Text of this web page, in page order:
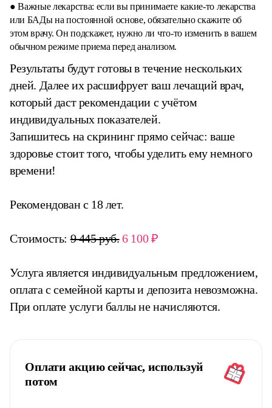
● Важные лекарства: если вы принимаете какие-то лекарства
или БАДы на постоянной основе, обязательно скажите об
этом врачу. Он подскажет, нужно ли что-то изменить в вашем
обычном режиме приема перед анализом.
Результаты будут готовы в течение нескольких
дней. Далее их расшифрует ваш лечащий врач,
который даст рекомендации с учётом
индивидуальных показателей.
Запишитесь на скрининг прямо сейчас: ваше
здоровье стоит того, чтобы уделить ему немного
времени!
Рекомендован с 18 лет.
Стоимость:9 445 руб. 6 100 ₽
Услуга является индивидуальным предложением,
оплата с семейной карты и депозита невозможна.
При оплате услуги баллы не начисляются.
Оплати акцию сейчас, используй
потом